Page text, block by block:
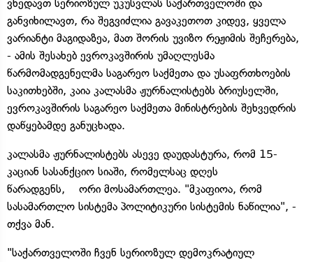
ვხედავთ სერიოზულ უკუსვლას საქართველოში და
განვიხილავთ, რა შეგვიძლია გავაკეთოთ კიდევ, ყველა
ვარიანტი მაგიდაზეა, მათ შორის უვიზო რეჟიმის შეჩერება,
- ამის შესახებ ევროკავშირის უმაღლესმა
წარმომადგენელმა საგარეო საქმეთა და უსაფრთხოების
საკითხებში, კაია კალასმა ჟურნალისტებს ბრიუსელში,
ევროკავშირის საგარეო საქმეთა მინისტრების შეხვედრის
დაწყებამდე განუცხადა.
კალასმა ჟურნალისტებს ასევე დაუდასტურა, რომ 15-
კაციან სასანქციო სიაში, რომელსაც დღეს
წარადგენს, ორი მოსამართლეა. "მკაფიოა, რომ
სასამართლო სისტემა პოლიტიკური სისტემის ნაწილია", -
თქვა მან.
"საქართველოში ჩვენ სერიოზულ დემოკრატიულ